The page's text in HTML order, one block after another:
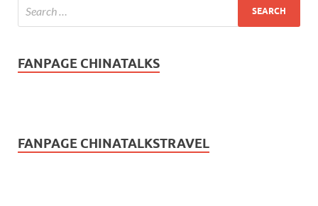
FANPAGE CHINATALKS
FANPAGE CHINATALKSTRAVEL